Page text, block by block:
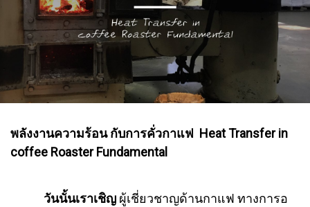
พลังงานความร้อน กับการคั่วกาแฟ Heat Transfer in
coffee Roaster Fundamental
วันนั้นเราเชิญ ผู้เชี่ยวชาญด้านกาแฟ ทางการอ